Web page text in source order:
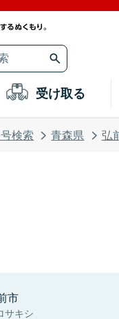
受け取る
検索 青森県 弘
市
サキシ